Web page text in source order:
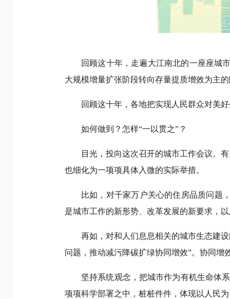
回顾这十年，走遍大江南北的一座座城
大规模增量扩张阶段转向存量提质增效为主
回顾这十年，各地把实现人民群众对美
如何做到？怎样“一以贯之”？
目光，投向这次召开的城市工作会议。
也细化为一项项具体入微的实际举措。
比如，对千家万户关心的住房品质问题
是城市工作的新形势、改革发展的新要求，
再如，对和人们息息相关的城市生态建
问题，推动减污降碳扩绿协同增效”。协同
坚持系统观念，把城市作为有机生命体
项项科学部署之中，桩桩件件，体现以人民